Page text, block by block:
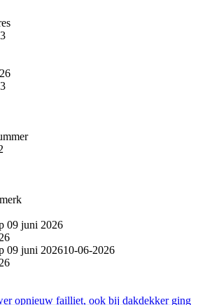
09 juni 2026
09 juni 202610-06-2026
opnieuw failliet, ook bij dakdekker ging